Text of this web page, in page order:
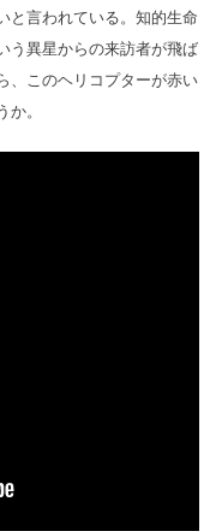
と言われている。知的生命
う異星からの来訪者が飛ば
、このヘリコプターが赤い
。